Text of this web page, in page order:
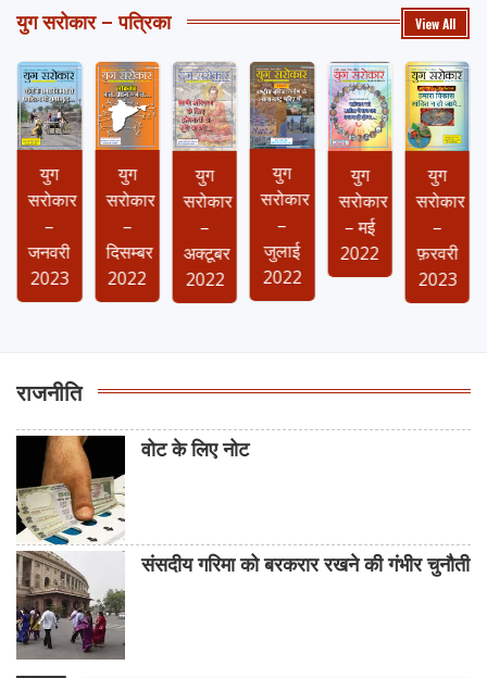
युग सरोकार – पत्रिका View All
युग
सरोकार
–
जनवरी
2023
युग
सरोकार
–
दिसम्बर
2022
युग
सरोकार
–
अक्टूबर
2022
युग
सरोकार
–
जुलाई
2022
युग
सरोकार
– मई
2022
युग
सरोकार
–
फ़रवरी
2023
राजनीति
वोट के लिए नोट
संसदीय गरिमा को बरकरार रखने की गंभीर चुनौती